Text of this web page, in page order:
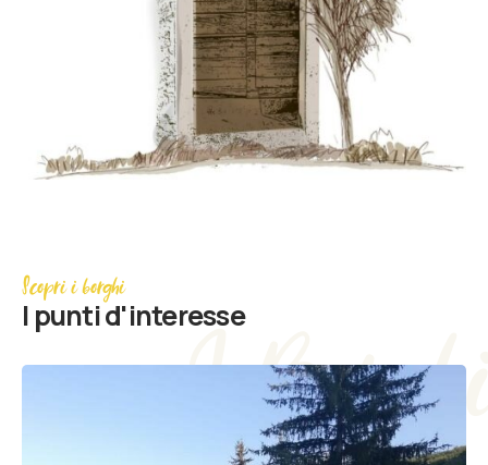
Scopri i borghi
I punti d'interesse
I